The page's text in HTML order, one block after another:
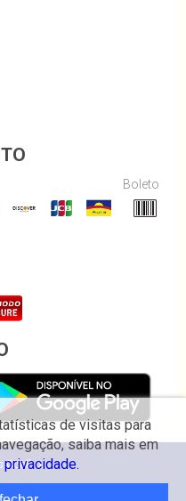
Boleto
de visitas para
saiba mais em
Coelho.